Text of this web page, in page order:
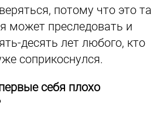
потому что это та
может преследовать и
десять лет любого, кто
соприкоснулся.
себя плохо